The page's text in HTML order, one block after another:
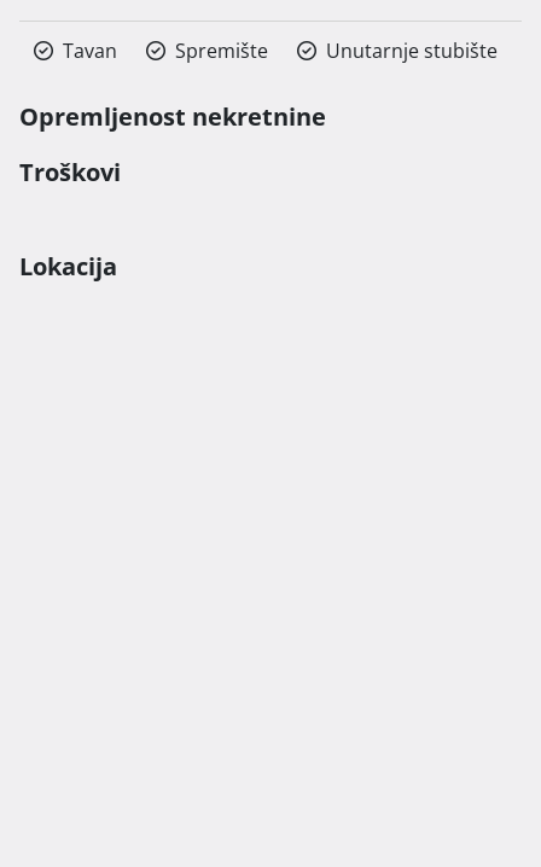
Tavan Spremište Unutarnje stubište
Opremljenost nekretnine
Troškovi
Lokacija